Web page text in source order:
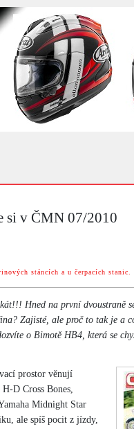
si v ČMN 07/2010
stáncích a u čerpacích stanic.
Hned na první dvoustraně
Zajisté, ale proč to tak je a
o Bimotě HB4, která se
prostor věnují
D Cross Bones,
Midnight Star
ale spíš pocit z jízdy,